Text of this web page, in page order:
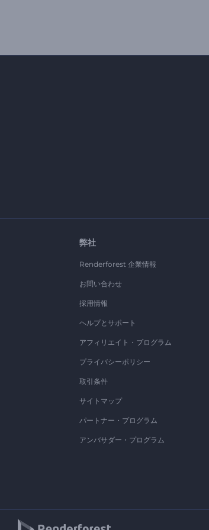
弊社
Renderforest 企業情報
お問い合わせ
採用情報
ヘルプとサポート
アフィリエイト・プログラム
プライバシーポリシー
取引条件
サイトマップ
パートナー・プログラム
アンバサダー・プログラム